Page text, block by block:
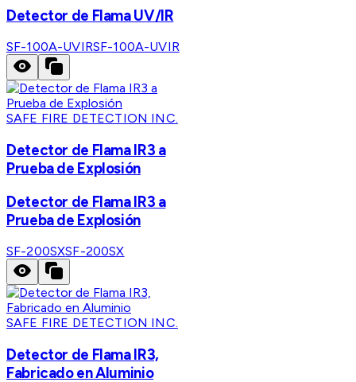
Detector de Flama UV/IR
SF-100A-UVIRSF-100A-UVIR
SAFE FIRE DETECTION INC.
Detector de Flama IR3 a
Prueba de Explosión
Detector de Flama IR3 a
Prueba de Explosión
SF-200SXSF-200SX
SAFE FIRE DETECTION INC.
Detector de Flama IR3,
Fabricado en Aluminio